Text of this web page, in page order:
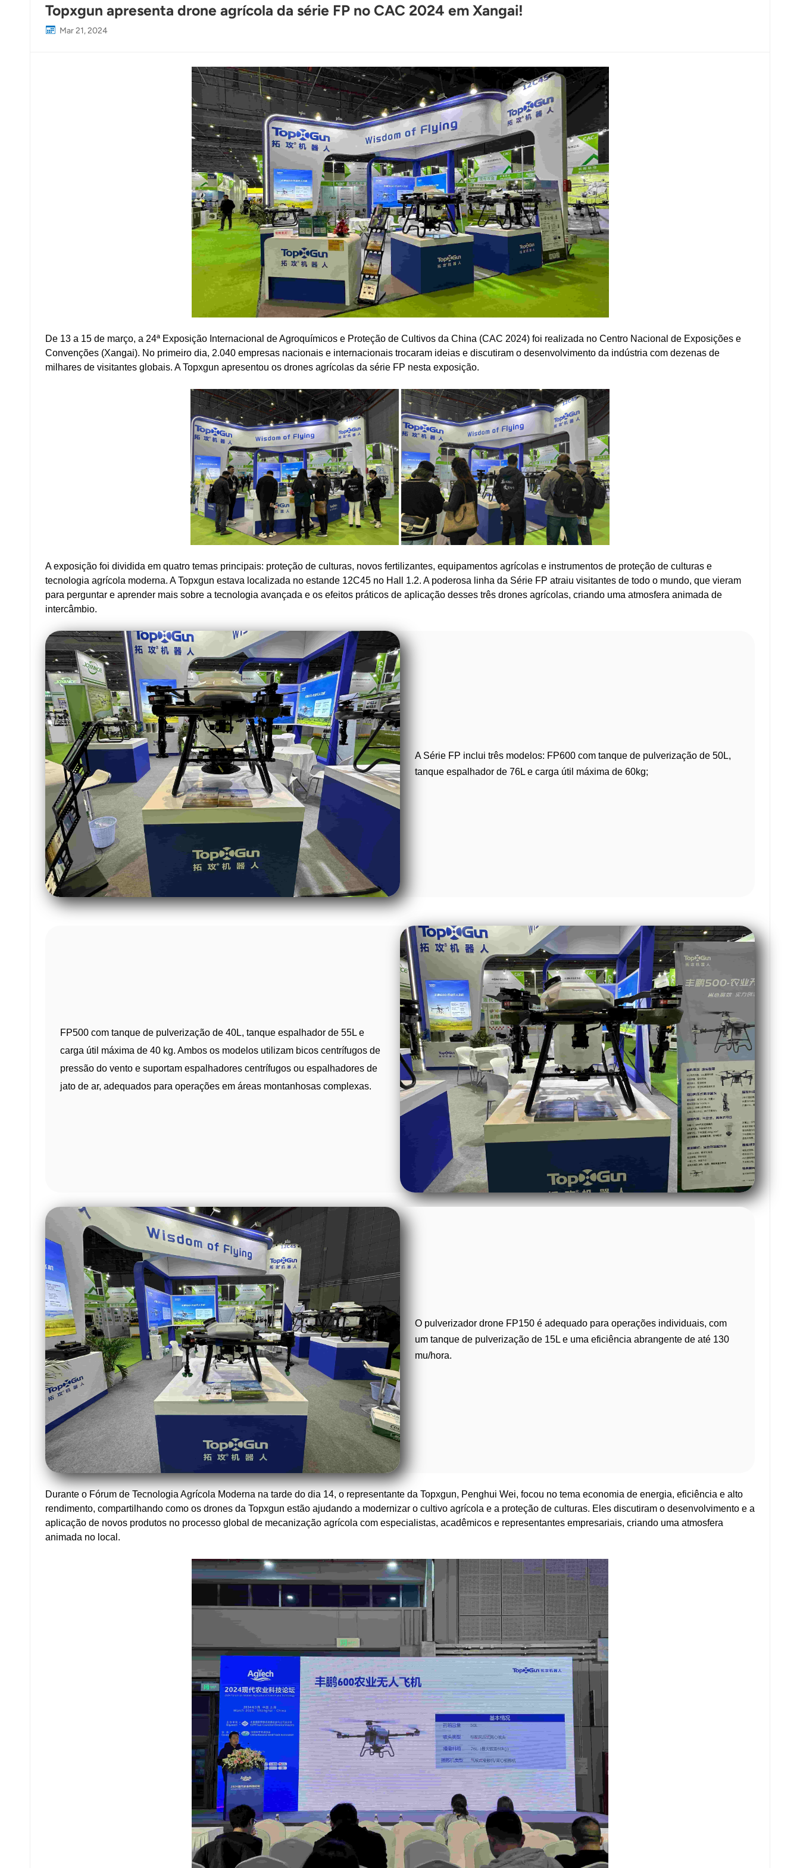
Topxgun apresenta drone agrícola da série FP no CAC 2024 em Xangai!
Mar 21, 2024
De 13 a 15 de março, a 24ª Exposição Internacional de Agroquímicos e Proteção de Cultivos da China (CAC 2024) foi realizada no Centro Nacional de Exposições e
Convenções (Xangai). No primeiro dia, 2.040 empresas nacionais e internacionais trocaram ideias e discutiram o desenvolvimento da indústria com dezenas de
milhares de visitantes globais. A Topxgun apresentou os drones agrícolas da série FP nesta exposição.
A exposição foi dividida em quatro temas principais: proteção de culturas, novos fertilizantes, equipamentos agrícolas e instrumentos de proteção de culturas e
tecnologia agrícola moderna. A Topxgun estava localizada no estande 12C45 no Hall 1.2. A poderosa linha da Série FP atraiu visitantes de todo o mundo, que vieram
para perguntar e aprender mais sobre a tecnologia avançada e os efeitos práticos de aplicação desses três drones agrícolas, criando uma atmosfera animada de
intercâmbio.
A Série FP inclui três modelos: FP600 com tanque de pulverização de 50L,
tanque espalhador de 76L e carga útil máxima de 60kg;
FP500 com tanque de pulverização de 40L, tanque espalhador de 55L e
carga útil máxima de 40 kg. Ambos os modelos utilizam bicos centrífugos de
pressão do vento e suportam espalhadores centrífugos ou espalhadores de
jato de ar, adequados para operações em áreas montanhosas complexas.
O pulverizador drone FP150 é adequado para operações individuais, com
um tanque de pulverização de 15L e uma eficiência abrangente de até 130
mu/hora.
Durante o Fórum de Tecnologia Agrícola Moderna na tarde do dia 14, o representante da Topxgun, Penghui Wei, focou no tema economia de energia, eficiência e alto
rendimento, compartilhando como os drones da Topxgun estão ajudando a modernizar o cultivo agrícola e a proteção de culturas. Eles discutiram o desenvolvimento e a
aplicação de novos produtos no processo global de mecanização agrícola com especialistas, acadêmicos e representantes empresariais, criando uma atmosfera
animada no local.